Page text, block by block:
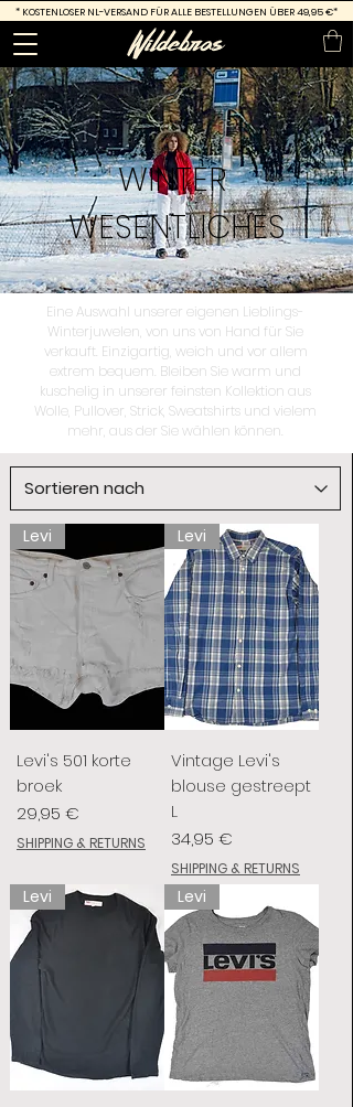
* KOSTENLOSER NL-VERSAND FÜR ALLE BESTELLUNGEN ÜBER 49,95 €*
WINTER
WESENTLICHES
Eine Auswahl unserer eigenen Lieblings-
Winterjuwelen, von uns von Hand für Sie
verkauft. Einzigartig, weich und vor allem
extrem bequem. Bleiben Sie warm und
kuschelig in unserer feinsten Kollektion aus
Wolle, Pullover, Strick, Sweatshirts und vielem
mehr, aus der Sie wählen können.
Levi
Levi's 501 korte
broek
Preis
29,95 €
SHIPPING & RETURNS
Levi
Vintage Levi's
blouse gestreept
L
Preis
34,95 €
SHIPPING & RETURNS
Levi Levi